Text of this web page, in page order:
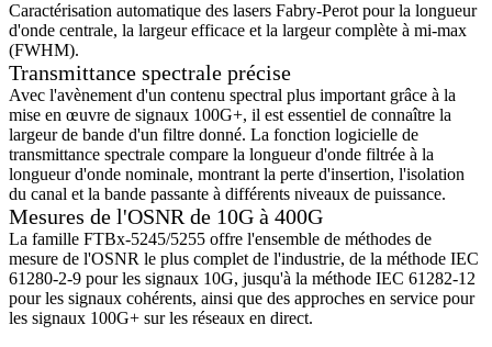
Caractérisation automatique des lasers Fabry-Perot pour la longueur
d'onde centrale, la largeur efficace et la largeur complète à mi-max
(FWHM).
Transmittance spectrale précise
Avec l'avènement d'un contenu spectral plus important grâce à la
mise en œuvre de signaux 100G+, il est essentiel de connaître la
largeur de bande d'un filtre donné. La fonction logicielle de
transmittance spectrale compare la longueur d'onde filtrée à la
longueur d'onde nominale, montrant la perte d'insertion, l'isolation
du canal et la bande passante à différents niveaux de puissance.
Mesures de l'OSNR de 10G à 400G
La famille FTBx-5245/5255 offre l'ensemble de méthodes de
mesure de l'OSNR le plus complet de l'industrie, de la méthode IEC
61280-2-9 pour les signaux 10G, jusqu'à la méthode IEC 61282-12
pour les signaux cohérents, ainsi que des approches en service pour
les signaux 100G+ sur les réseaux en direct.